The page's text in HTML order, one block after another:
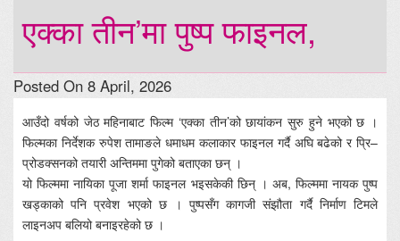
एक्का तीन’मा पुष्प फाइनल,
Posted On 8 April, 2026
आउँदो वर्षको जेठ महिनाबाट फिल्म ‘एक्का तीन’को छायांकन सुरु हुने भएको छ ।
फिल्मका निर्देशक रुपेश तामाङले धमाधम कलाकार फाइनल गर्दै अघि बढेको र प्रि–
प्रोडक्सनको तयारी अन्तिममा पुगेको बताएका छन् ।
यो फिल्ममा नायिका पूजा शर्मा फाइनल भइसकेकी छिन् । अब, फिल्ममा नायक पुष्प
खड्काको पनि प्रवेश भएको छ । पुष्पसँग कागजी संझौता गर्दै निर्माण टिमले
लाइनअप बलियो बनाइरहेको छ ।